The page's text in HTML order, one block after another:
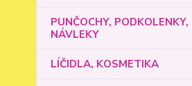
PUNČOCHY, PODKOLENKY,
NÁVLEKY
LÍČIDLA, KOSMETIKA